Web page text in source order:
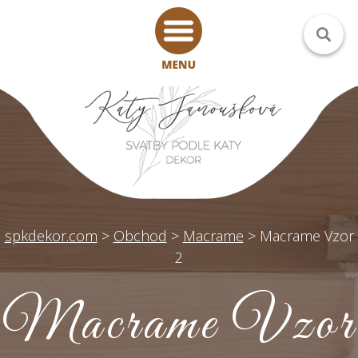
spkdekor.com > Obchod > Macrame > Macrame Vzor
2
Macrame Vzor